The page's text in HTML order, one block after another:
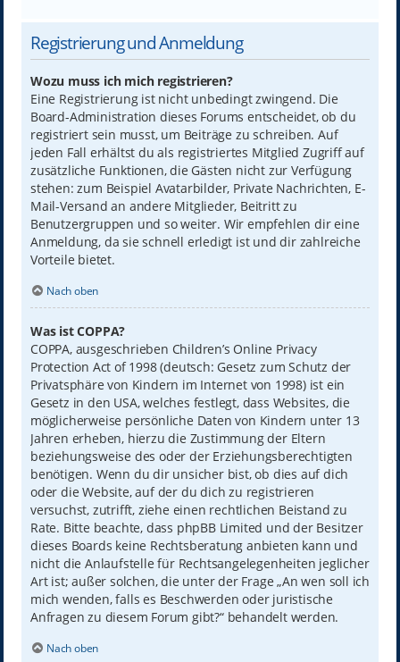
Registrierung und Anmeldung
Wozu muss ich mich registrieren?
Eine Registrierung ist nicht unbedingt zwingend. Die
Board-Administration dieses Forums entscheidet, ob du
registriert sein musst, um Beiträge zu schreiben. Auf
jeden Fall erhältst du als registriertes Mitglied Zugriff auf
zusätzliche Funktionen, die Gästen nicht zur Verfügung
stehen: zum Beispiel Avatarbilder, Private Nachrichten, E-
Mail-Versand an andere Mitglieder, Beitritt zu
Benutzergruppen und so weiter. Wir empfehlen dir eine
Anmeldung, da sie schnell erledigt ist und dir zahlreiche
Vorteile bietet.
Nach oben
Was ist COPPA?
COPPA, ausgeschrieben Children’s Online Privacy
Protection Act of 1998 (deutsch: Gesetz zum Schutz der
Privatsphäre von Kindern im Internet von 1998) ist ein
Gesetz in den USA, welches festlegt, dass Websites, die
möglicherweise persönliche Daten von Kindern unter 13
Jahren erheben, hierzu die Zustimmung der Eltern
beziehungsweise des oder der Erziehungsberechtigten
benötigen. Wenn du dir unsicher bist, ob dies auf dich
oder die Website, auf der du dich zu registrieren
versuchst, zutrifft, ziehe einen rechtlichen Beistand zu
Rate. Bitte beachte, dass phpBB Limited und der Besitzer
dieses Boards keine Rechtsberatung anbieten kann und
nicht die Anlaufstelle für Rechtsangelegenheiten jeglicher
Art ist; außer solchen, die unter der Frage „An wen soll ich
mich wenden, falls es Beschwerden oder juristische
Anfragen zu diesem Forum gibt?“ behandelt werden.
Nach oben